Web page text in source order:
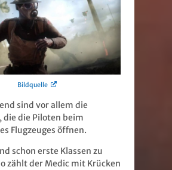
Bildquelle
sind vor allem die
die die Piloten beim
Flugzeuges öffnen.
schon erste Klassen zu
zählt der Medic mit Krücken